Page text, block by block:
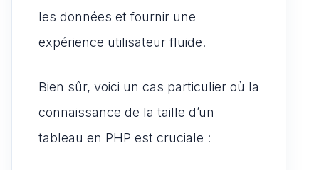
les données et fournir une
expérience utilisateur fluide.
Bien sûr, voici un cas particulier où la
connaissance de la taille d’un
tableau en PHP est cruciale :